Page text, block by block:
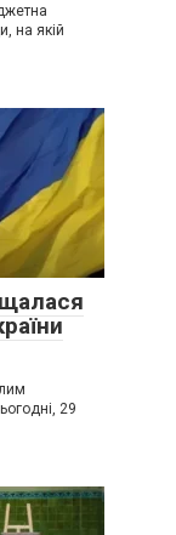
на якій
29